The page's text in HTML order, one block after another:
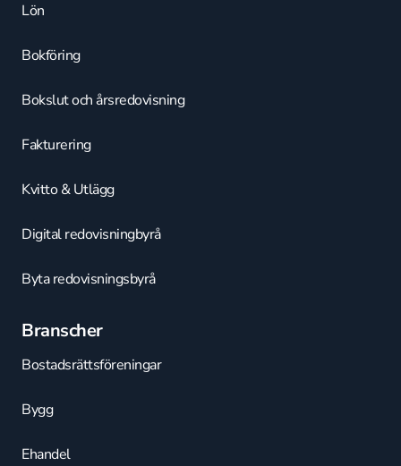
Lön
Bokföring
Bokslut och årsredovisning
Fakturering
Kvitto & Utlägg
Digital redovisningbyrå
Byta redovisningsbyrå
Branscher
Bostadsrättsföreningar
Bygg
Ehandel